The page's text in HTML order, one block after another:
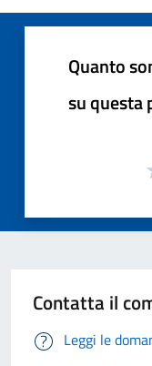
Quanto
su questa
Contatta il
Leggi le